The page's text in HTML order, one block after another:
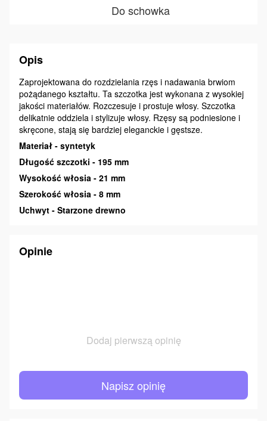
Do schowka
Opis
Zaprojektowana do rozdzielania rzęs i nadawania brwiom
pożądanego kształtu. Ta szczotka jest wykonana z wysokiej
jakości materiałów. Rozczesuje i prostuje włosy. Szczotka
delikatnie oddziela i stylizuje włosy. Rzęsy są podniesione i
skręcone, stają się bardziej eleganckie i gęstsze.
Materiał - syntetyk
Długość szczotki - 195 mm
Wysokość włosia - 21 mm
Szerokość włosia - 8 mm
Uchwyt - Starzone drewno
Opinie
Dodaj pierwszą opinię
Napisz opinię